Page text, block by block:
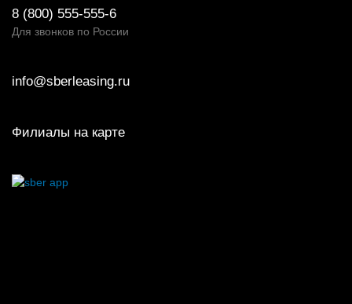
8 (800) 555-555-6
Для звонков по России
info@sberleasing.ru
Филиалы на карте